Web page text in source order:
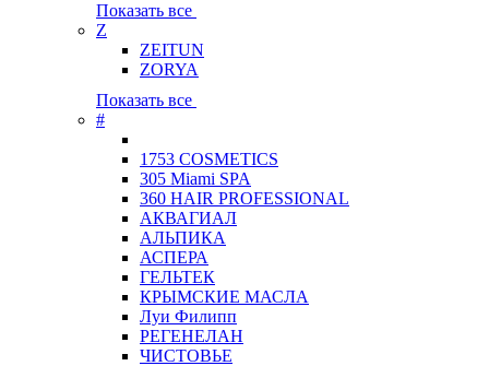
Показать все
Z
ZEITUN
ZORYA
Показать все
#
1753 COSMETICS
305 Miami SPA
360 HAIR PROFESSIONAL
АКВАГИАЛ
АЛЬПИКА
АСПЕРА
ГЕЛЬТЕК
КРЫМСКИЕ МАСЛА
Луи Филипп
РЕГЕНЕЛАН
ЧИСТОВЬЕ